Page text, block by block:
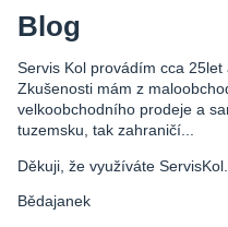
Blog
Servis Kol provádím cca
Zkušenosti mám z
velkoobchodního prodeje a
tuzemsku, tak zahraničí...
Děkuji, že využíváte
Bědajanek